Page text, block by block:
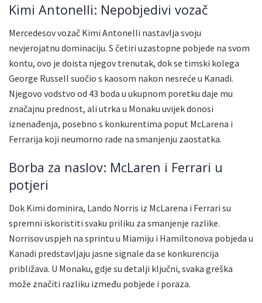
Kimi Antonelli: Nepobjedivi vozač
Mercedesov vozač Kimi Antonelli nastavlja svoju
nevjerojatnu dominaciju. S četiri uzastopne pobjede na svom
kontu, ovo je doista njegov trenutak, dok se timski kolega
George Russell suočio s kaosom nakon nesreće u Kanadi.
Njegovo vodstvo od 43 boda u ukupnom poretku daje mu
značajnu prednost, ali utrka u Monaku uvijek donosi
iznenađenja, posebno s konkurentima poput McLarena i
Ferrarija koji neumorno rade na smanjenju zaostatka.
Borba za naslov: McLaren i Ferrari u
potjeri
Dok Kimi dominira, Lando Norris iz McLarena i Ferrari su
spremni iskoristiti svaku priliku za smanjenje razlike.
Norrisov uspjeh na sprintu u Miamiju i Hamiltonova pobjeda u
Kanadi predstavljaju jasne signale da se konkurencija
približava. U Monaku, gdje su detalji ključni, svaka greška
može značiti razliku između pobjede i poraza.